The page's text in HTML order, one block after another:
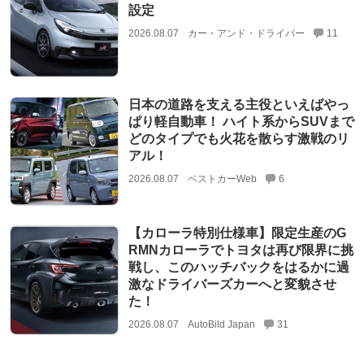
設定
2026.08.07 カー・アンド・ドライバー 11
日本の道路を支える主役といえばやっ
ぱり軽自動車！ ハイト系からSUVまで
どのタイプでも火花を散らす激戦のリ
アル！
2026.08.07 ベストカーWeb 6
【カローラ特別仕様車】限定生産のG
RMNカローラでトヨタは再び限界に挑
戦し、このハッチバックをはるかに過
激なドライバーズカーへと変貌させ
た！
2026.08.07 AutoBild Japan 31